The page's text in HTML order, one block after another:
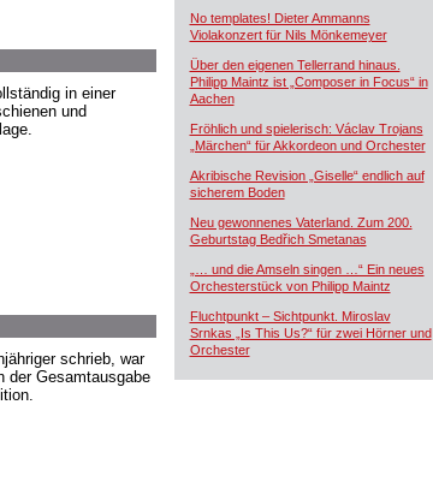
in einer
und
schrieb, war
der Gesamtausgabe
No templates! Dieter Ammanns
Violakonzert für Nils Mönkemeyer
Über den eigenen Tellerrand hinaus.
Philipp Maintz ist „Composer in Focus“ in
Aachen
Fröhlich und spielerisch: Václav Trojans
„Märchen“ für Akkordeon und Orchester
Akribische Revision „Giselle“ endlich auf
sicherem Boden
Neu gewonnenes Vaterland. Zum 200.
Geburtstag Bedřich Smetanas
„… und die Amseln singen …“ Ein neues
Orchesterstück von Philipp Maintz
Fluchtpunkt – Sichtpunkt. Miroslav
Srnkas „Is This Us?“ für zwei Hörner und
Orchester